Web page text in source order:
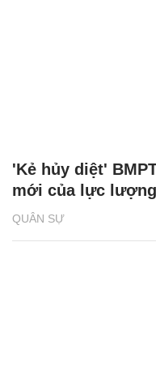
QUÂN SỰ
'Kẻ hủy diệt'
mới của lực